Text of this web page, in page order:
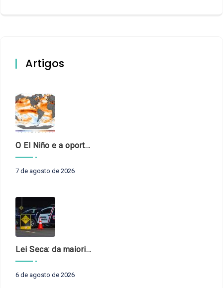
Artigos
O El Niño e a oportunidade de fortalecer o controle externo das políticas climáticas
7 de agosto de 2026
Lei Seca: da maioridade à maturidade
6 de agosto de 2026